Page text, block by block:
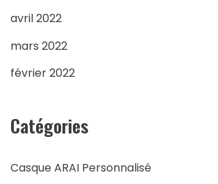
avril 2022
mars 2022
février 2022
Catégories
Casque ARAI Personnalisé